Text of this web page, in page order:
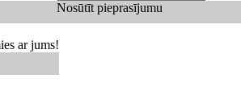
Nosūtīt pieprasījumu
ar jums!